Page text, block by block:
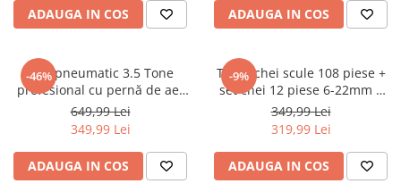
Unghiulare/drepte
Pompe
PPR lipire taiere
Prelungitoare curent
Redresoare/robot pornire/starter
Stabilizatoare curent AVR
ADAUGA IN COS ADAUGA IN COS
-46%
Cric pneumatic 3.5 Tone
profesional cu pernă de aer
pentru vulcanizare 15-40cm
(RK-01-200)
649,99 Lei
349,99 Lei
ADAUGA IN COS
-9%
Trusa chei scule 108 piese +
set chei 12 piese 6-22mm +
set biti 41 piese (B109 + 16009
+ KD10219)
349,99 Lei
319,99 Lei
ADAUGA IN COS